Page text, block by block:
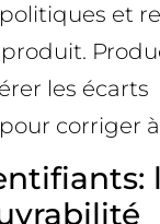
et
les écarts
corriger à